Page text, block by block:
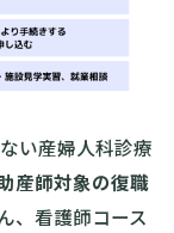
い産婦人科診療
産師対象の復職
、看護師コース